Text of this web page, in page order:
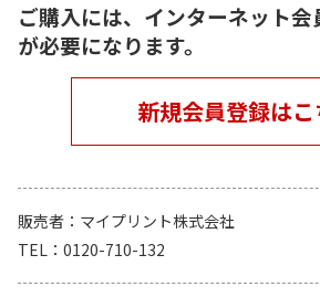
ご購入には、インターネット会
が必要になります。
新規会員登録はこ
販売者
マイプリント株式会社
TEL
0120-710-132